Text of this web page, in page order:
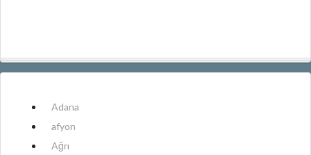
Adana
afyon
Ağrı